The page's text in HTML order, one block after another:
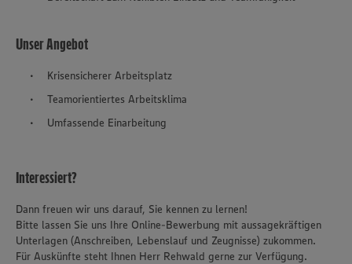
Unser Angebot
Krisensicherer Arbeitsplatz
Teamorientiertes Arbeitsklima
Umfassende Einarbeitung
Interessiert?
Dann freuen wir uns darauf, Sie kennen zu lernen!
Bitte lassen Sie uns Ihre Online-Bewerbung mit aussagekräftigen
Unterlagen (Anschreiben, Lebenslauf und Zeugnisse) zukommen.
Für Auskünfte steht Ihnen Herr Rehwald gerne zur Verfügung.